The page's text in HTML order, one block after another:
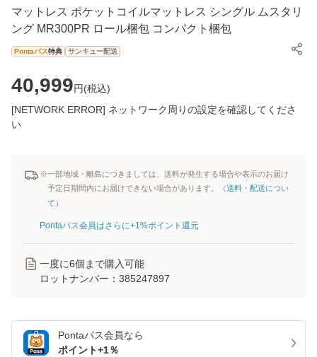
マットレス ポケットコイルマットレス シングル ムスタリ
ング MR300PR ロール梱包 コンパクト梱包
Pontaパス特典 サンキュー配送
40,999円(税込)
[NETWORK ERROR] ネットワーク周りの設定を確認してくださ
い
※一部地域・離島につきましては、送料が発生する場合や表示のお届け
予定日期間内にお届けできない場合があります。（送料・配送につい
て ）
Pontaパス会員はさらに+1%ポイント還元
一度に6個まで購入可能
ロットナンバー： 385247897
Pontaパス会員なら
ポイント+1％